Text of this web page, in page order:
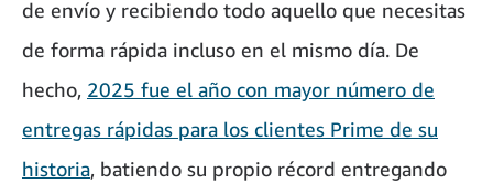
de envío y recibiendo todo aquello que necesitas
de forma rápida incluso en el mismo día. De
hecho, 2025 fue el año con mayor número de
entregas rápidas para los clientes Prime de su
historia, batiendo su propio récord entregando